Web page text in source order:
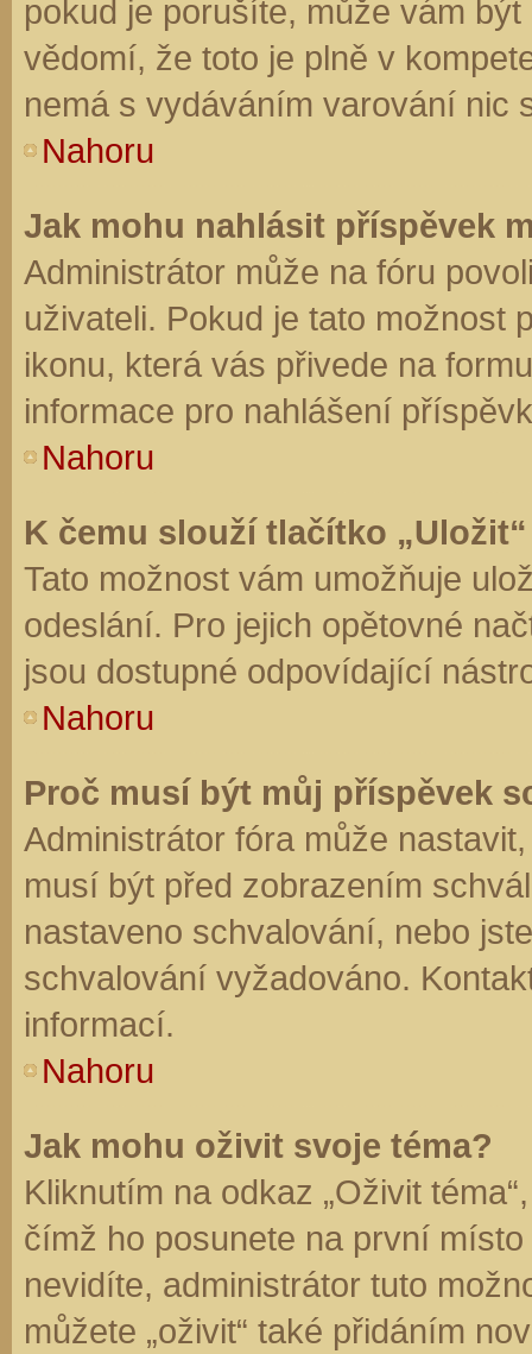
pokud je porušíte, může vám
vědomí, že toto je plně v
nemá s vydáváním varování nic
Nahoru
Jak mohu nahlásit příspěvek
Administrátor může na fóru
uživateli. Pokud je tato možnost
ikonu, která vás přivede na
informace pro nahlášení
Nahoru
K čemu slouží tlačítko
Tato možnost vám umožňuje
odeslání. Pro jejich opětovné
jsou dostupné odpovídající
Nahoru
Proč musí být můj příspěvek
Administrátor fóra může
musí být před zobrazením
nastaveno schvalování, nebo
schvalování vyžadováno.
informací.
Nahoru
Jak mohu oživit svoje téma?
Kliknutím na odkaz „Oživit
čímž ho posunete na první
nevidíte, administrátor tuto
můžete „oživit“ také přidáním